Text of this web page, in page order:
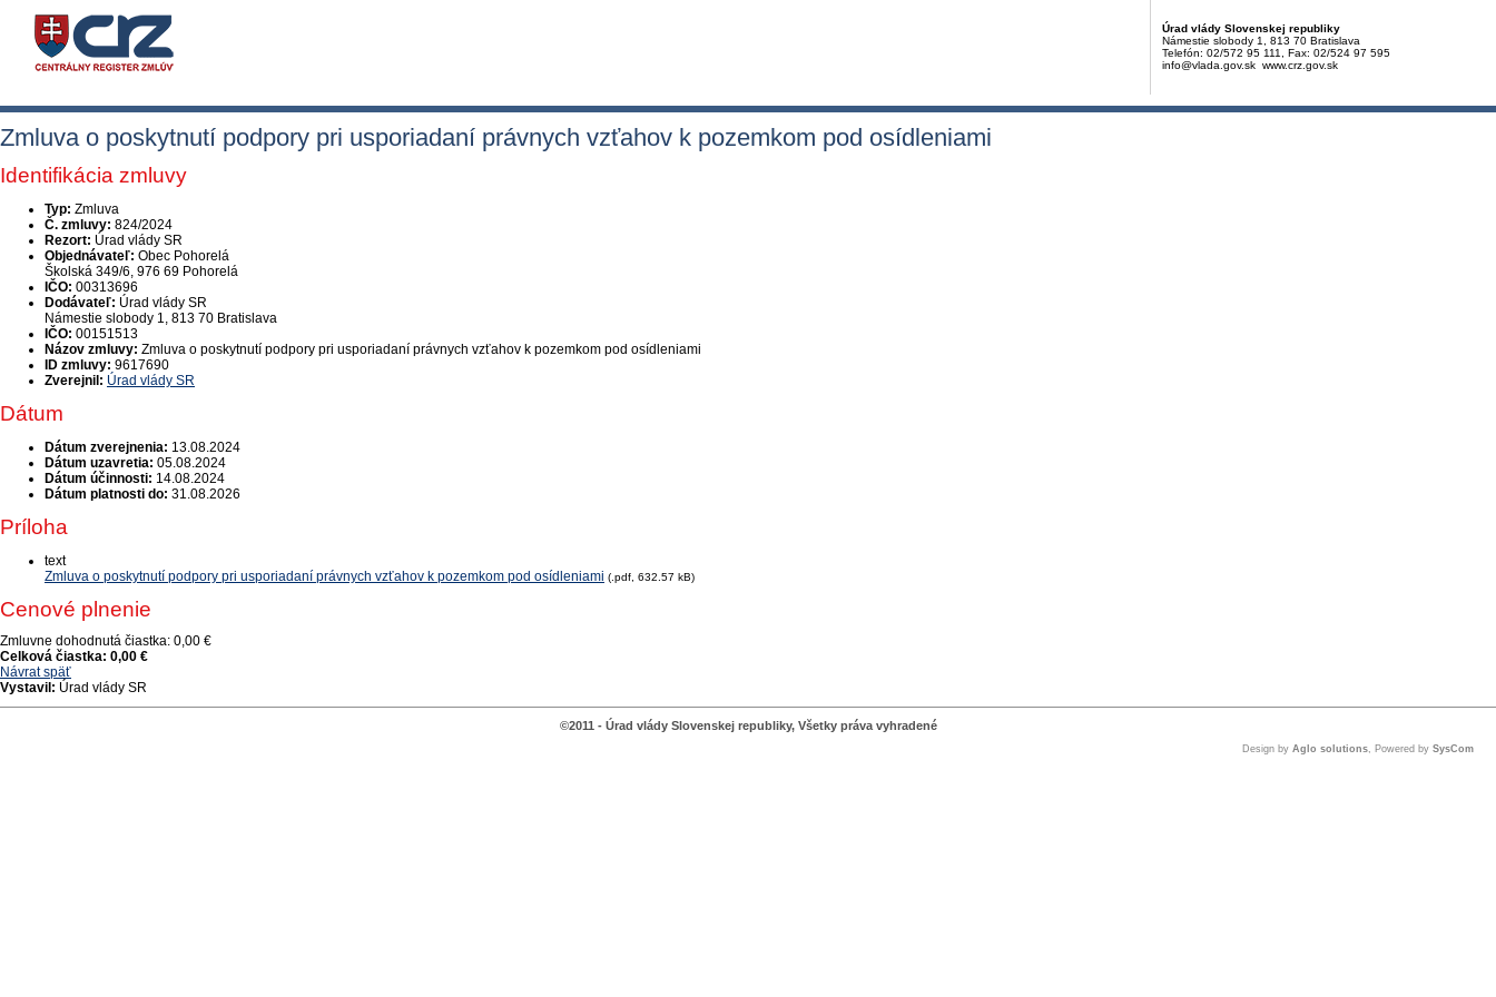
Úrad vlády Slovenskej republiky
Námestie slobody 1, 813 70 Bratislava
Telefón: 02/572 95 111, Fax: 02/524 97 595
info@vlada.gov.sk www.crz.gov.sk
Zmluva o poskytnutí podpory pri usporiadaní právnych vzťahov k pozemkom pod osídleniami
Identifikácia zmluvy
Typ: Zmluva
Č. zmluvy: 824/2024
Rezort: Úrad vlády SR
Objednávateľ: Obec Pohorelá
Školská 349/6, 976 69 Pohorelá
IČO: 00313696
Dodávateľ: Úrad vlády SR
Námestie slobody 1, 813 70 Bratislava
IČO: 00151513
Názov zmluvy: Zmluva o poskytnutí podpory pri usporiadaní právnych vzťahov k pozemkom pod osídleniami
ID zmluvy: 9617690
Zverejnil: Úrad vlády SR
Dátum
Dátum zverejnenia: 13.08.2024
Dátum uzavretia: 05.08.2024
Dátum účinnosti: 14.08.2024
Dátum platnosti do: 31.08.2026
Príloha
text
Zmluva o poskytnutí podpory pri usporiadaní právnych vzťahov k pozemkom pod osídleniami (.pdf, 632.57 kB)
Cenové plnenie
Zmluvne dohodnutá čiastka: 0,00 €
Celková čiastka: 0,00 €
Návrat späť
Vystavil: Úrad vlády SR
©2011 - Úrad vlády Slovenskej republiky, Všetky práva vyhradené
Design by Aglo solutions, Powered by SysCom